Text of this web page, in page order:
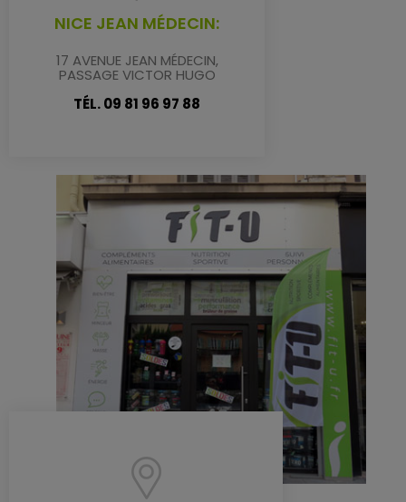
NICE JEAN MÉDECIN:
17 AVENUE JEAN MÉDECIN,
PASSAGE VICTOR HUGO
TÉL. 09 81 96 97 88